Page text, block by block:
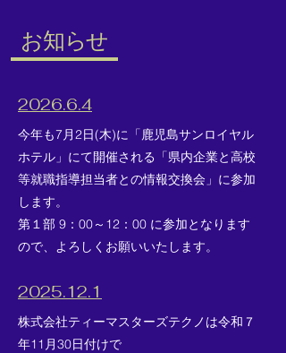
​お知らせ
2026.6.4
​今年も7月2日(木)に「鹿児島サンロイヤル
ホテル」にて開催される「県内企業と高校
等就職指導担当者との情報交換会」に参加
します。
第１部 9：00～12：00 に参加となります
ので、よろしくお願いいたします。
​2025.12.1
株式会社ティーマスターズテクノは令和７
年11月30日付けで